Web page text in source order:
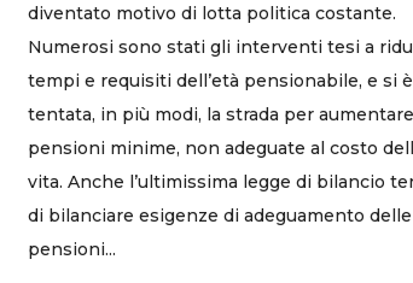
diventato motivo di lotta politica costante.
Numerosi sono stati gli interventi tesi a
tempi e requisiti dell’età pensionabile, e si è
tentata, in più modi, la strada per
pensioni minime, non adeguate al costo
vita. Anche l’ultimissima legge di bilancio
di bilanciare esigenze di adeguamento delle
pensioni...